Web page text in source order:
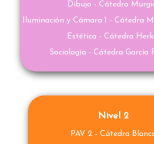
Dibujo - Cátedra
Iluminación y Cámara 1 - Cátedra
Estética - Cátedra
Sociología - Cátedra García
Nivel 2
PAV 2 - Cátedra